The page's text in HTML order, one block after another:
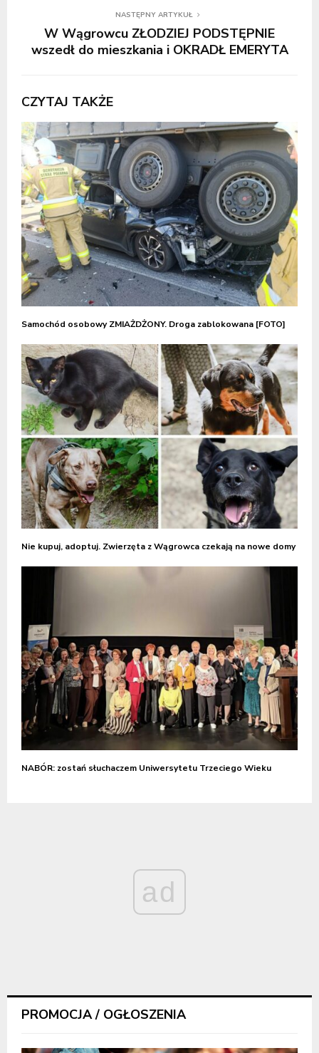
NASTĘPNY ARTYKUŁ
W Wągrowcu ZŁODZIEJ PODSTĘPNIE
wszedł do mieszkania i OKRADŁ EMERYTA
CZYTAJ TAKŻE
Samochód osobowy ZMIAŻDŻONY. Droga zablokowana [FOTO]
Nie kupuj, adoptuj. Zwierzęta z Wągrowca czekają na nowe domy
NABÓR: zostań słuchaczem Uniwersytetu Trzeciego Wieku
ad
PROMOCJA / OGŁOSZENIA